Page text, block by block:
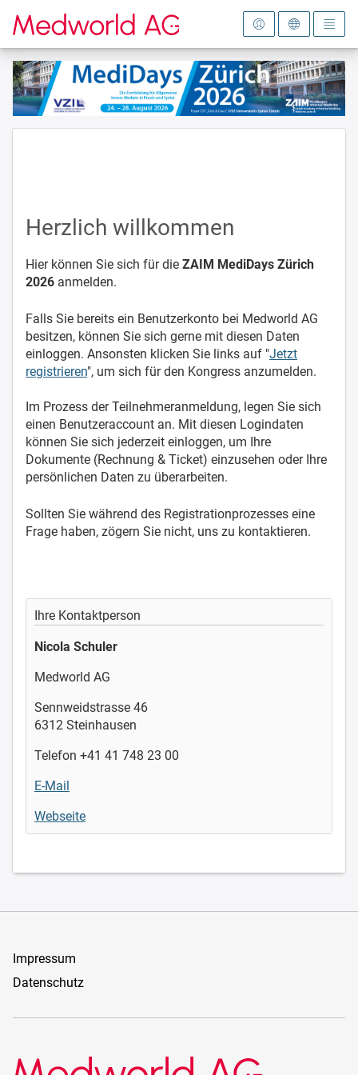
Zur Startseite
Herzlich willkommen
Hier können Sie sich für die ZAIM MediDays Zürich
2026 anmelden.
Falls Sie bereits ein Benutzerkonto bei Medworld AG
besitzen, können Sie sich gerne mit diesen Daten
einloggen. Ansonsten klicken Sie links auf "Jetzt
registrieren", um sich für den Kongress anzumelden.
Im Prozess der Teilnehmeranmeldung, legen Sie sich
einen Benutzeraccount an. Mit diesen Logindaten
können Sie sich jederzeit einloggen, um Ihre
Dokumente (Rechnung & Ticket) einzusehen oder Ihre
persönlichen Daten zu überarbeiten.
Sollten Sie während des Registrationprozesses eine
Frage haben, zögern Sie nicht, uns zu kontaktieren.
Ihre Kontaktperson
Nicola Schuler
Medworld AG
Sennweidstrasse 46
6312 Steinhausen
Telefon +41 41 748 23 00
E-Mail
Webseite
Impressum
Datenschutz
Medworld AG